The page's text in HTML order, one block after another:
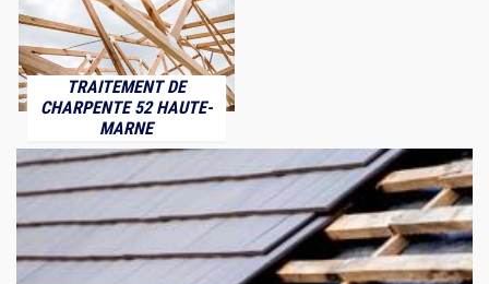
TRAITEMENT DE
CHARPENTE 52 HAUTE-
MARNE